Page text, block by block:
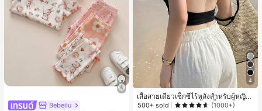
Bebeilu
4
เสื้อสายเดี่ยวเซ็กซี่ไร้หลังสำหรับผู้หญิง
พร้อมบราแบบมีฟองน้ำ, เสื้อกล้ามแขน
500+ sold (1000+)